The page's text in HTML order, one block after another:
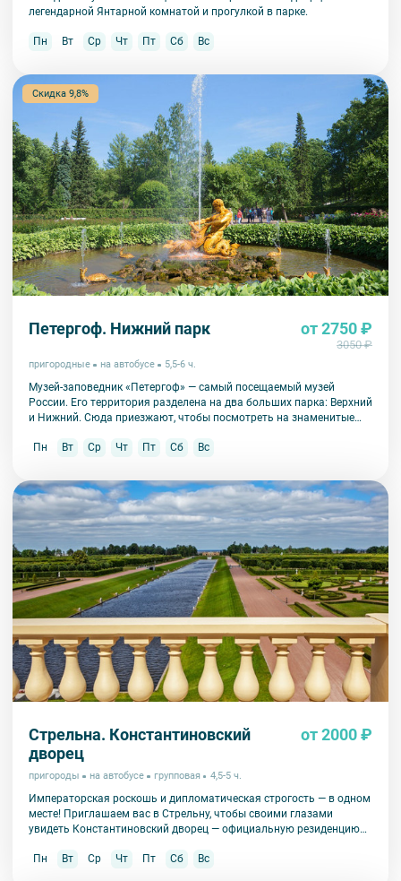
легендарной Янтарной комнатой и прогулкой в парке.
Пн Вт Ср Чт Пт Сб Вс
Скидка 9,8%
Петергоф. Нижний парк от 2750 ₽
3050 ₽
пригородные на автобусе 5,5-6 ч.
Музей-заповедник «Петергоф» — самый посещаемый музей
России. Его территория разделена на два больших парка: Верхний
и Нижний. Сюда приезжают, чтобы посмотреть на знаменитые
Пн
Вт Ср Чт Пт Сб Вс
Стрельна. Константиновский
дворец
от 2000 ₽
пригороды на автобусе групповая 4,5-5 ч.
Императорская роскошь и дипломатическая строгость — в одном
месте! Приглашаем вас в Стрельну, чтобы своими глазами
увидеть Константиновский дворец — официальную резиденцию
Пн
Вт Ср Чт Пт Сб Вс